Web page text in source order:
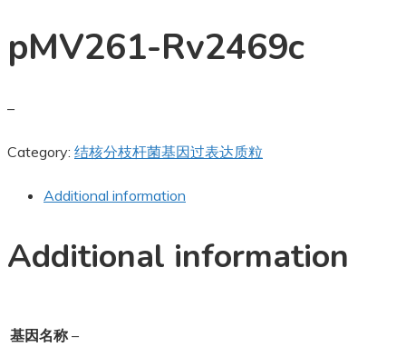
pMV261-Rv2469c
–
Category: 结核分枝杆菌基因过表达质粒
Additional information
Additional information
基因名称 –